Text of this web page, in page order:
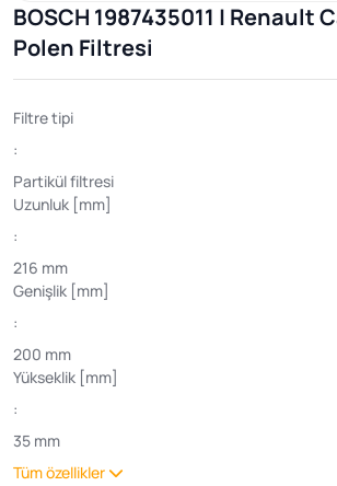
BOSCH 1987435011 | Renault
Polen Filtresi
Filtre tipi
:
Partikül filtresi
Uzunluk [mm]
:
216 mm
Genişlik [mm]
:
200 mm
Yükseklik [mm]
:
35 mm
Tüm özellikler